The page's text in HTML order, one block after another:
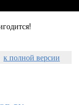
к полной версии